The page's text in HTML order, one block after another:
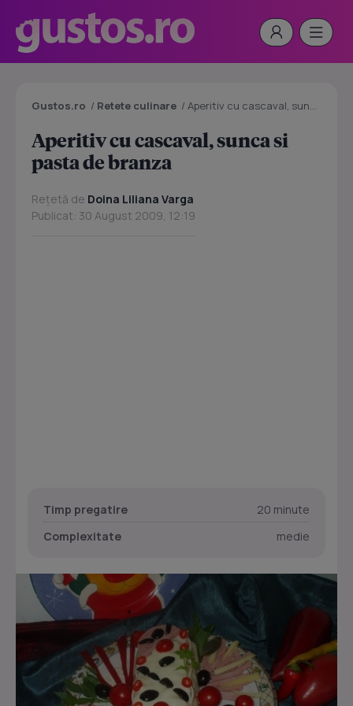
Gustos.ro / Retete culinare / Aperitiv cu cascaval, sunca si pasta de branza
Aperitiv cu cascaval, sunca si
pasta de branza
Rețetă de Doina Liliana Varga
Publicat: 30 August 2009, 12:19
Timp pregatire
20 minute
Complexitate
medie